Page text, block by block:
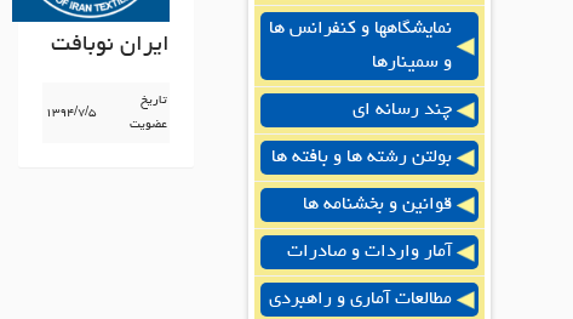
نمایشگاهها و کنفرانس ها
و سمینارها
چند رسانه ای
بولتن رشته ها و بافته ها
قوانین و بخشنامه ها
آمار واردات و صادرات
مطالعات آماری و راهبردی
ايران نوبافت
تاریخ
عضویت
۱۳۹۴/۷/۵